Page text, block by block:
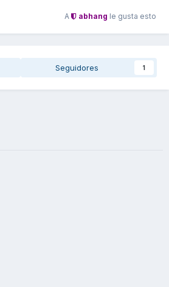
A abhang le gusta esto
Seguidores 1